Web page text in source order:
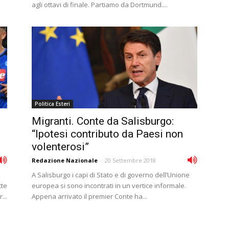
agli ottavi di finale. Partiamo da Dortmund....
Politica Esteri
Migranti. Conte da Salisburgo:
“Ipotesi contributo da Paesi non
volenterosi”
Redazione Nazionale - 20 Settembre 2018
A Salisburgo i capi di Stato e di governo dell’Unione
europea si sono incontrati in un vertice informale.
Appena arrivato il premier Conte ha...